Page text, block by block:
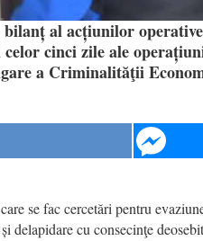
al acțiunilor
cinci zile ale
a Criminalităţii
se fac cercetări pentru
delapidare cu consecinţe